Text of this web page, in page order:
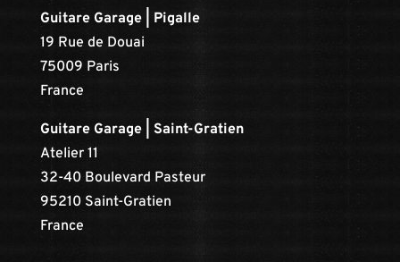
Guitare Garage | Pigalle
19 Rue de Douai
75009 Paris
France
Guitare Garage | Saint-Gratien
Atelier 11
32-40 Boulevard Pasteur
95210 Saint-Gratien
France